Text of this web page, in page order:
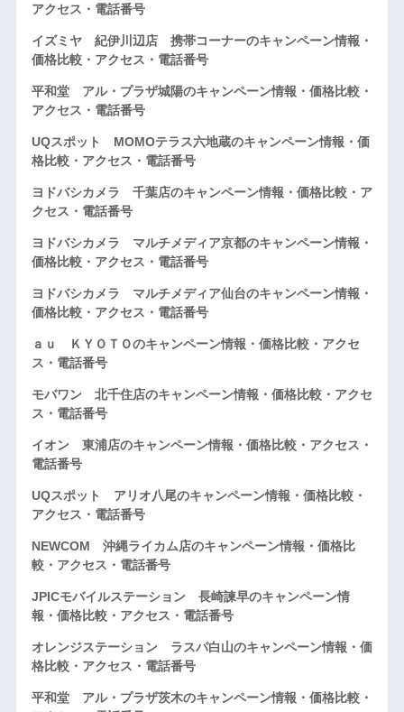
アクセス・電話番号
イズミヤ 紀伊川辺店 携帯コーナーのキャンペーン情報・
価格比較・アクセス・電話番号
平和堂 アル・プラザ城陽のキャンペーン情報・価格比較・
アクセス・電話番号
UQスポット MOMOテラス六地蔵のキャンペーン情報・価
格比較・アクセス・電話番号
ヨドバシカメラ 千葉店のキャンペーン情報・価格比較・ア
クセス・電話番号
ヨドバシカメラ マルチメディア京都のキャンペーン情報・
価格比較・アクセス・電話番号
ヨドバシカメラ マルチメディア仙台のキャンペーン情報・
価格比較・アクセス・電話番号
ａｕ ＫＹＯＴＯのキャンペーン情報・価格比較・アクセ
ス・電話番号
モバワン 北千住店のキャンペーン情報・価格比較・アクセ
ス・電話番号
イオン 東浦店のキャンペーン情報・価格比較・アクセス・
電話番号
UQスポット アリオ八尾のキャンペーン情報・価格比較・
アクセス・電話番号
NEWCOM 沖縄ライカム店のキャンペーン情報・価格比
較・アクセス・電話番号
JPICモバイルステーション 長崎諫早のキャンペーン情
報・価格比較・アクセス・電話番号
オレンジステーション ラスパ白山のキャンペーン情報・価
格比較・アクセス・電話番号
平和堂 アル・プラザ茨木のキャンペーン情報・価格比較・